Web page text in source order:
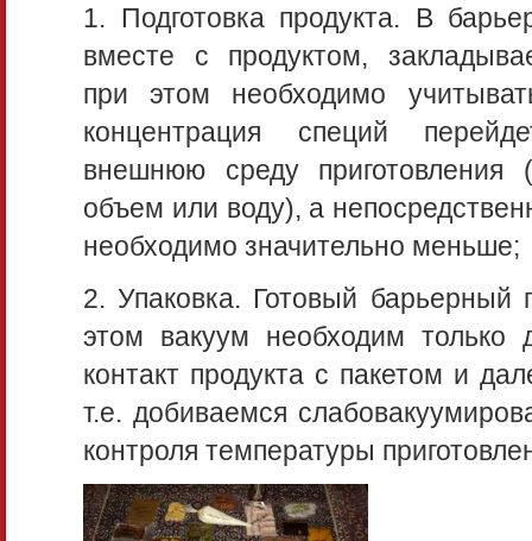
1. Подготовка продукта. В
вместе с продуктом,
при этом необходимо
концентрация специй
внешнюю среду приготовления
объем или воду), а
необходимо значительно меньше;
2. Упаковка. Готовый барьерный
этом вакуум необходим
контакт продукта с пакетом и
т.е. добиваемся
контроля температуры